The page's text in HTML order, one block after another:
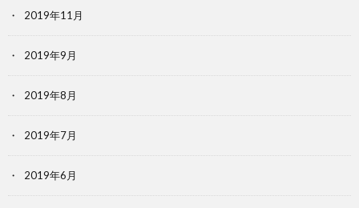
2019年11月
2019年9月
2019年8月
2019年7月
2019年6月